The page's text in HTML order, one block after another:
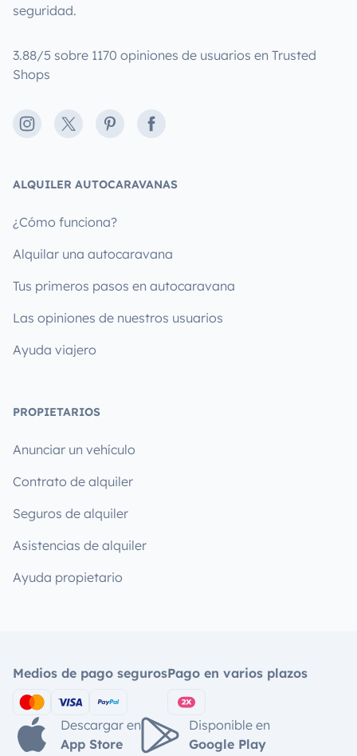
seguridad.
3.88/5 sobre 1170 opiniones de usuarios en Trusted
Shops
Instagram
X PinterestFacebook
ALQUILER AUTOCARAVANAS
¿Cómo funciona?
Alquilar una autocaravana
Tus primeros pasos en autocaravana
Las opiniones de nuestros usuarios
Ayuda viajero
PROPIETARIOS
Anunciar un vehículo
Contrato de alquiler
Seguros de alquiler
Asistencias de alquiler
Ayuda propietario
Medios de pago segurosPago en varios plazos
Descargar en
App Store
Disponible en
Google Play